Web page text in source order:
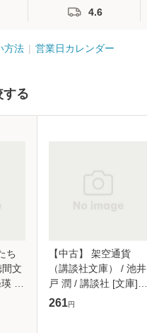
4.6
方法 営業日カレンダー
する
ち
文
/
ー
【中古】 架空通貨
（講談社文庫） / 池井
戸 潤 / 講談社 [文庫]
【メール便送料無料】
261円